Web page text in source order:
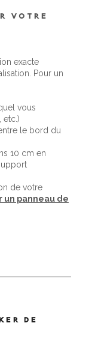
VOTRE
exacte
Pour un
vous
etc.)
le bord du
10 cm en
de votre
un panneau de
DE